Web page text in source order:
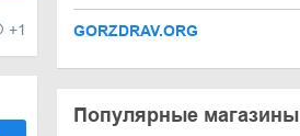
+1 GORZDRAV.ORG
Популярные магазины